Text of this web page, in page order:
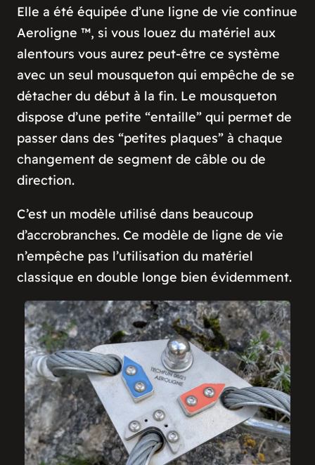
Elle a été équipée d’une ligne de vie continue
Aeroligne ™, si vous louez du matériel aux
alentours vous aurez peut-être ce système
avec un seul mousqueton qui empêche de se
détacher du début à la fin. Le mousqueton
dispose d’une petite “entaille” qui permet de
passer dans des “petites plaques” à chaque
changement de segment de câble ou de
direction.
C’est un modèle utilisé dans beaucoup
d’accrobranches. Ce modèle de ligne de vie
n’empêche pas l’utilisation du matériel
classique en double longe bien évidemment.